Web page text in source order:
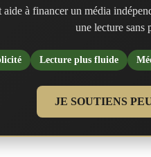
aide à financer un média
une lecture sans
Lecture plus fluide
JE SOUTIENS